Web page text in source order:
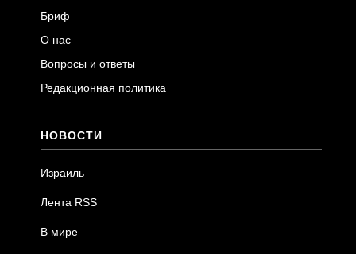
Бриф
О нас
Вопросы и ответы
Редакционная политика
НОВОСТИ
Израиль
Лента RSS
В мире